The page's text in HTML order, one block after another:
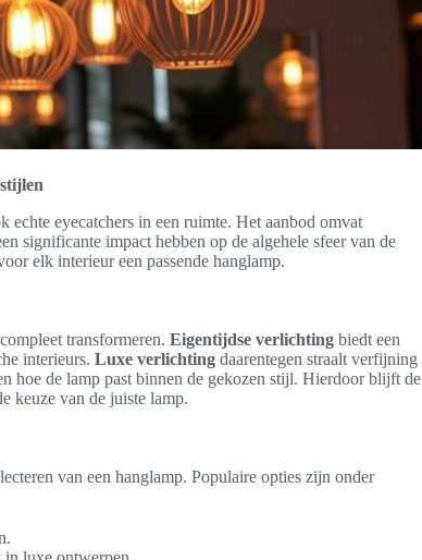
eyecatchers in een ruimte. Het aanbod omvat
significante impact hebben op de algehele sfeer van de
elk interieur een passende hanglamp.
transformeren. Eigentijdse verlichting biedt een
interieurs. Luxe verlichting daarentegen straalt verfijning
hoe de lamp past binnen de gekozen stijl. Hierdoor blijft de
keuze van de juiste lamp.
van een hanglamp. Populaire opties zijn onder